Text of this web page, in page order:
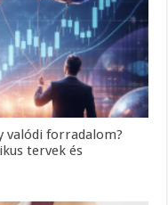
valódi forradalom?
tervek és